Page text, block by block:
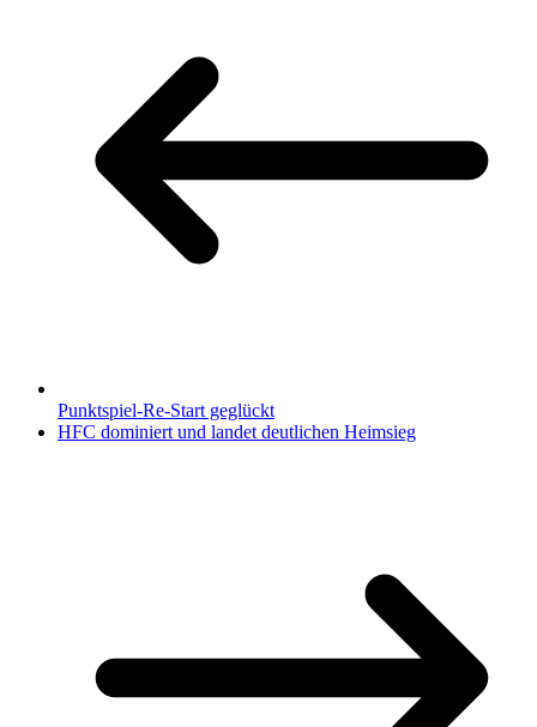
Punktspiel-Re-Start geglückt
HFC dominiert und landet deutlichen Heimsieg